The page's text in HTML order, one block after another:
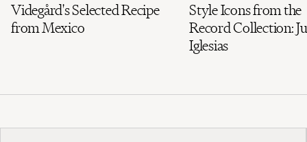
Videgård's Selected Recipe
from Mexico
Style Icons from the
Record Collection:
Iglesias